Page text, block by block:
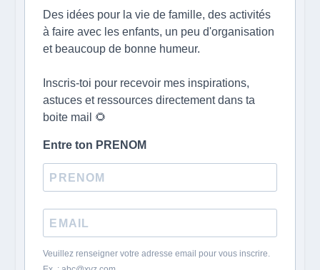
Des idées pour la vie de famille, des activités
à faire avec les enfants, un peu d'organisation
et beaucoup de bonne humeur.
Inscris-toi pour recevoir mes inspirations,
astuces et ressources directement dans ta
boite mail 🌻
Entre ton PRENOM
Veuillez renseigner votre adresse email pour vous inscrire.